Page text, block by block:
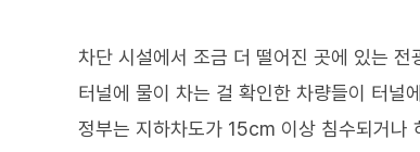
차단 시설에서 조금 더 떨어진 곳에 있는
터널에 물이 차는 걸 확인한 차량들이 터널
정부는 지하차도가 15cm 이상 침수되거나